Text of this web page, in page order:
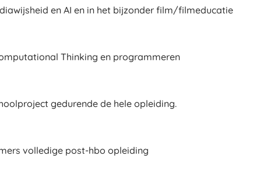
en AI en in het bijzonder film/filmeducatie
Thinking en programmeren
gedurende de hele opleiding.
volledige post-hbo opleiding